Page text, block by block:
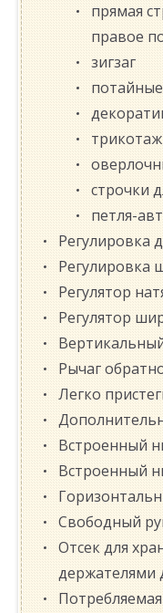
прямая
правое
зигзаг
строчки
петля-
Регулировка
Регулировка
Регулятор
Регулятор
Рычаг
Легко
Встроенный
Встроенный
Свободный
Отсек для
держателями